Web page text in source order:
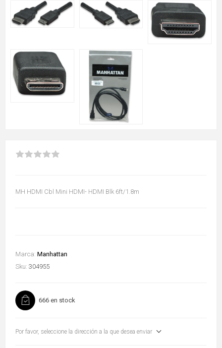
MH HDMI Cbl Mini HDMI- HDMI Blk 6ft/1.8m
Marca: Manhattan
Sku: 304955
666 en stock
Por favor, seleccione la dirección a la que desea enviar